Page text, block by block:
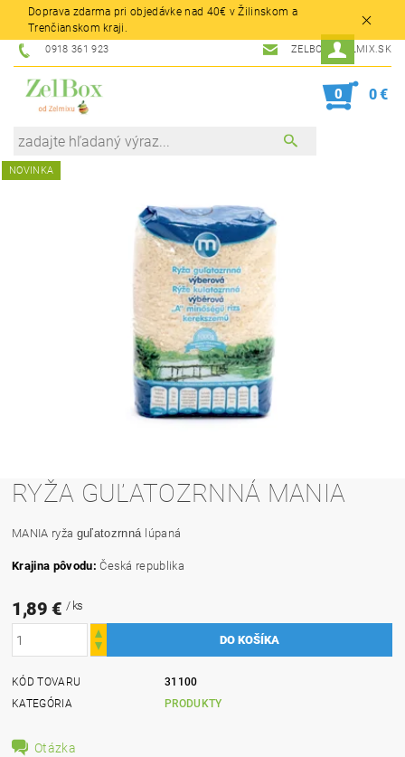
Doprava zdarma pri objedávke nad 40€ v Žilinskom a
Trenčianskom kraji.
0918 361 923 ZELBOX@ZELMIX.SK
0 0 €
NOVINKA
RYŽA GUĽATOZRNNÁ MANIA
MANIA ryža guľatozrnná lúpaná
Krajina pôvodu:Česká republika
1,89 € / ks
KÓD TOVARU
31100
KATEGÓRIA
PRODUKTY
Otázka